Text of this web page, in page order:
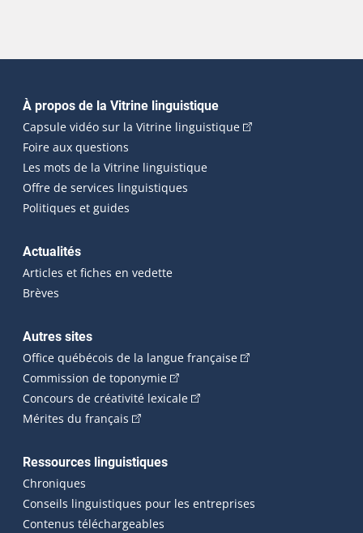
Navigation principale
À propos de la Vitrine linguistique
Capsule vidéo sur la Vitrine linguistique(Cet hyperlien
Foire aux questions
Les mots de la Vitrine linguistique
Offre de services linguistiques
Politiques et guides
Actualités
Articles et fiches en vedette
Brèves
Autres sites
Office québécois de la langue française(Cet hyperlien
Commission de toponymie(Cet hyperlien externe s'ouvrira
Concours de créativité lexicale(Cet hyperlien externe
Mérites du français (Cet hyperlien externe s'ouvrira dans une
Ressources linguistiques
Chroniques
Conseils linguistiques pour les entreprises
Contenus téléchargeables